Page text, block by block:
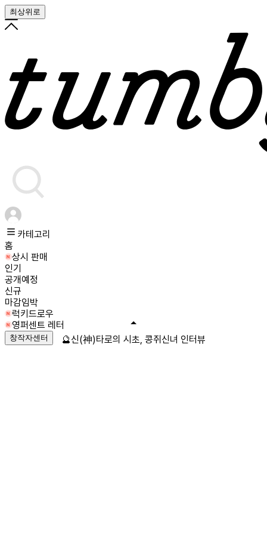
최상위로
카테고리
홈
상시 판매
인기
공개예정
신규
마감임박
럭키드로우
영퍼센트 레터
창작자센터 🔮신(神)타로의 시초, 콩쥐신녀 인터뷰